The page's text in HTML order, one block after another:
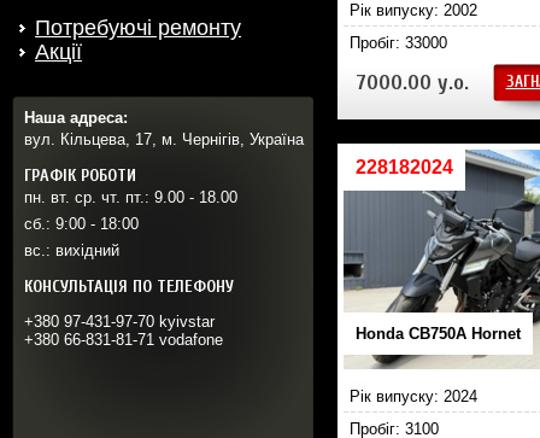
Рік випуску: 2002
Пробіг: 33000
7000.00 у.о.
228182024
Honda CB750A Hornet
Рік випуску: 2024
Пробіг: 3100
Потребуючі ремонту
Акції
Наша адреса:
вул. Кільцева, 17, м. Чернігів, Україна
ГРАФІК РОБОТИ
пн. вт. ср. чт. пт.: 9.00 - 18.00
сб.: 9:00 - 18:00
вс.: вихідний
КОНСУЛЬТАЦІЯ ПО ТЕЛЕФОНУ
+380 97-431-97-70 kyivstar
+380 66-831-81-71 vodafone